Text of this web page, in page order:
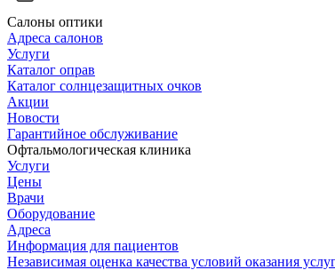
Салоны оптики
Адреса салонов
Услуги
Каталог оправ
Каталог солнцезащитных очков
Акции
Новости
Гарантийное обслуживание
Офтальмологическая клиника
Услуги
Цены
Врачи
Оборудование
Адреса
Информация для пациентов
Независимая оценка качества условий оказания